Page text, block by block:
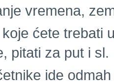
vremena,
ćete trebati
pitati za put i sl.
ide